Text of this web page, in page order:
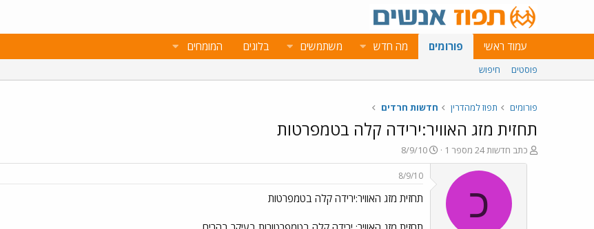
עמוד ראשי פורומים מה חדש משתמשים בלוגים המומחים
פוסטים חיפוש
פורומים תפוז למהדרין חדשות חרדים
תחזית מזג האוויר:ירידה קלה בטמפרטות
פ
ו
כתב חדשות 24 מספר 1
פ
ו
8/9/10
כ
8/9/10
תחזית מזג האוויר:ירידה קלה בטמפרטות